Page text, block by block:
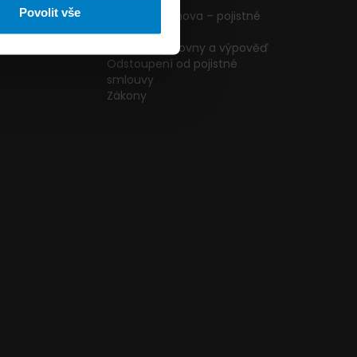
Povolit vše
Pojištění domova – pojistné
podmínky
Změna pojišťovny a výpověď
Odstoupení od pojistné
smlouvy
Zákony